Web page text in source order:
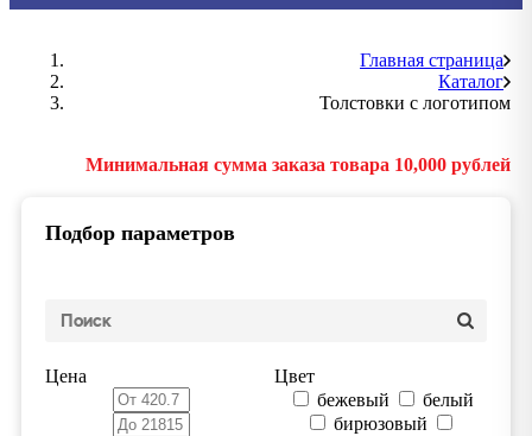
Главная страница
Каталог
Толстовки с логотипом
Минимальная сумма заказа товара 10,000 рублей
Подбор параметров
Цена
Цвет
бежевый
белый
бирюзовый